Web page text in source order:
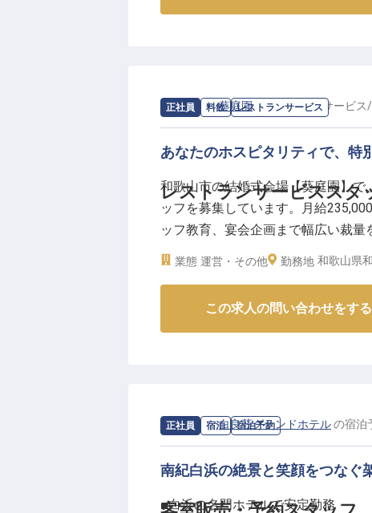
折々の自然に囲まれた環境で、全
に満ちたお仕事です！
ーー【未経験からでも安心！チー
務、レストランサービス、予約対応
フェッショナルへと成長できます
スも大切にしています。チームワ
スピタリティを磨きながら、観光
正社員 料飲 レストランサービス
レストランサービススタ
求人情報：葵庭園 のレストランサービス/
あなたのホスピタリティで、特
和歌山市の結婚式会場【葵庭園】
ッフを募集しています。月給
ッフ教育、宴会企画まで幅広い裁
り、サプライズやおもてなしが好き
がら、心温まるウエディングを一緒
業態 運営・その他 勤務地 和歌山県
この求人の問い合わせをする
正社員 宿泊 宿泊予約
求人情報：白良荘グランドホテルの宿泊
南紀白浜の絶景と笑顔をつなぐ
■白浜の名門ホテルで安定勤務